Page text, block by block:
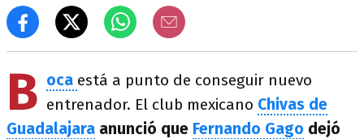
B oca está a punto de conseguir nuevo
entrenador. El club mexicano Chivas de
Guadalajara anunció que Fernando Gago dejó